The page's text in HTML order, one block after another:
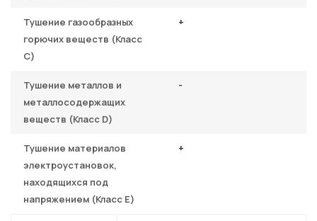
Тушение газообразных
горючих веществ (Класс
C)
+
Тушение металлов и
металлосодержащих
веществ (Класс D)
-
Тушение материалов
электроустановок,
находящихся под
напряжением (Класс E)
+